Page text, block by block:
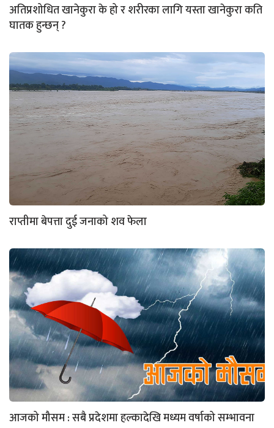
अतिप्रशोधित खानेकुरा के हो र शरीरका लागि यस्ता खानेकुरा कति
घातक हुन्छन् ?
राप्तीमा बेपत्ता दुई जनाको शव फेला
आजको मौसम : सबै प्रदेशमा हल्कादेखि मध्यम वर्षाको सम्भावना